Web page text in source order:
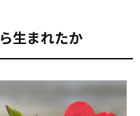
生まれたか